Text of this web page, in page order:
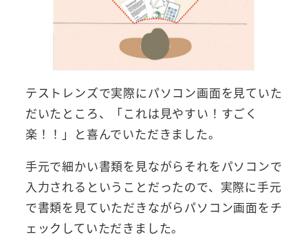
テストレンズで実際にパソコン画面を見ていた
だいたところ、「これは見やすい！すごく
楽！！」と喜んでいただきました。
手元で細かい書類を見ながらそれをパソコンで
入力されるということだったので、実際に手元
で書類を見ていただきながらパソコン画面をチ
ェックしていただきました。